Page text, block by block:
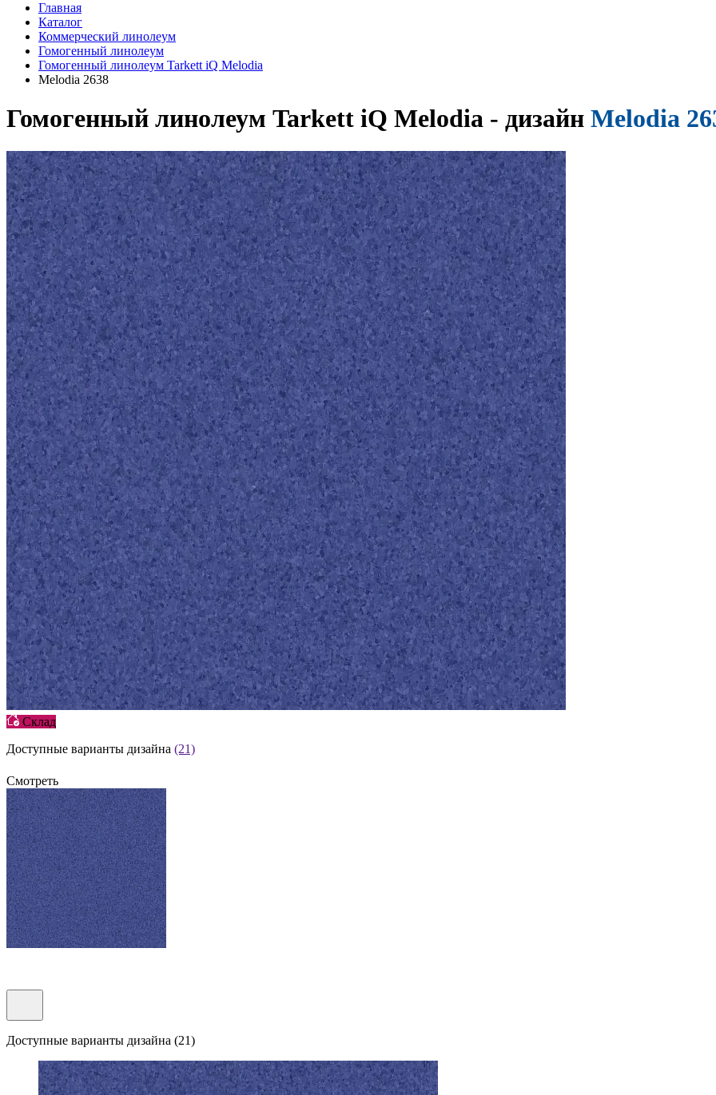
Главная
Каталог
Коммерческий линолеум
Гомогенный линолеум
Гомогенный линолеум Tarkett iQ Melodia
Melodia 2638
Гомогенный линолеум Tarkett iQ Melodia - дизайн Melodia
Склад
Доступные варианты дизайна (21)
Смотреть
Доступные варианты дизайна (21)